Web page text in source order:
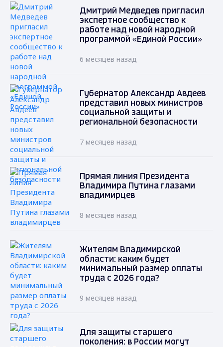
Дмитрий Медведев пригласил
экспертное сообщество к
работе над новой народной
программой «Единой России»
6 месяцев назад
Губернатор Александр Авдеев
представил новых министров
социальной защиты и
региональной безопасности
7 месяцев назад
Прямая линия Президента
Владимира Путина глазами
владимирцев
8 месяцев назад
Жителям Владимирской
области: каким будет
минимальный размер оплаты
труда с 2026 года?
9 месяцев назад
Для защиты старшего
поколения: в России могут